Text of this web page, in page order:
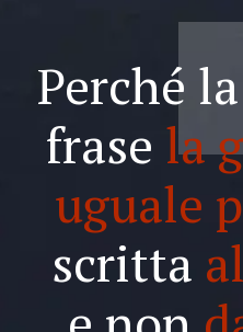
Perché
frase la
uguale
scritta